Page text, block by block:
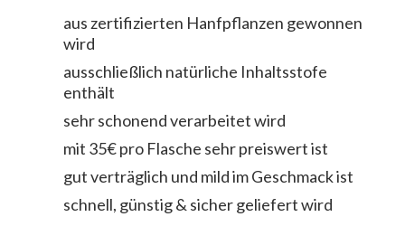
aus zertifizierten Hanfpflanzen gewonnen
wird
ausschließlich natürliche Inhaltsstofe
enthält
sehr schonend verarbeitet wird
mit 35€ pro Flasche sehr preiswert ist
gut verträglich und mild im Geschmack ist
schnell, günstig & sicher geliefert wird